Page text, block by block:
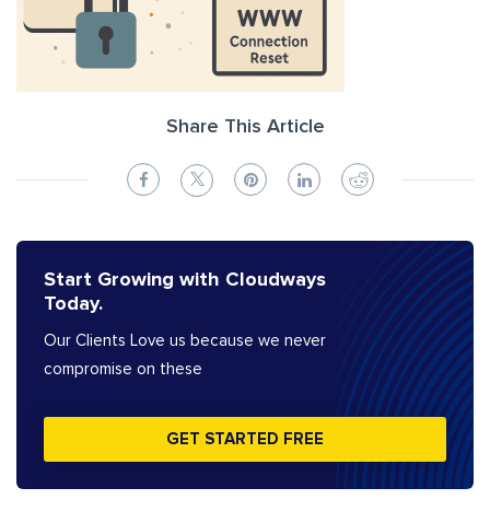
Share This Article
Start Growing with Cloudways
Today.
Our Clients Love us because we never
compromise on these
GET STARTED FREE